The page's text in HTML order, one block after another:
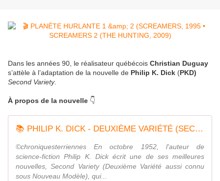
Dans les années 90, le réalisateur québécois Christian Duguay
s’attèle à l’adaptation de la nouvelle de Philip K. Dick (PKD)
Second Variety.
À propos de la nouvelle 👇
📚 PHILIP K. DICK - DEUXIÈME VARIÉTÉ (SECOND VARIETY, 1952) - Chroniques Terriennes - Le blog qui a soif de curiosité
©chroniquesterriennes En octobre 1952, l'auteur de
science-fiction Philip K. Dick écrit une de ses meilleures
nouvelles, Second Variety (Deuxième Variété aussi connu
sous Nouveau Modèle), qui...